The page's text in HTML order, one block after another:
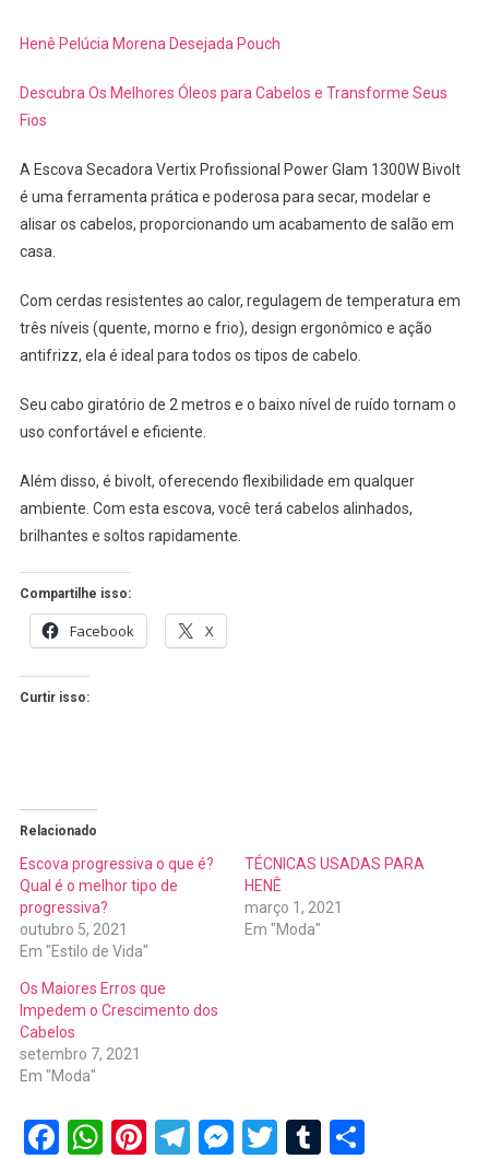
Henê Pelúcia Morena Desejada Pouch
Descubra Os Melhores Óleos para Cabelos e Transforme Seus
Fios
A Escova Secadora Vertix Profissional Power Glam 1300W Bivolt
é uma ferramenta prática e poderosa para secar, modelar e
alisar os cabelos, proporcionando um acabamento de salão em
casa.
Com cerdas resistentes ao calor, regulagem de temperatura em
três níveis (quente, morno e frio), design ergonômico e ação
antifrizz, ela é ideal para todos os tipos de cabelo.
Seu cabo giratório de 2 metros e o baixo nível de ruído tornam o
uso confortável e eficiente.
Além disso, é bivolt, oferecendo flexibilidade em qualquer
ambiente. Com esta escova, você terá cabelos alinhados,
brilhantes e soltos rapidamente.
Compartilhe isso:
Facebook X
Curtir isso:
Relacionado
Escova progressiva o que é?
Qual é o melhor tipo de
progressiva?
outubro 5, 2021
Em "Estilo de Vida"
TÉCNICAS USADAS PARA
HENÊ
março 1, 2021
Em "Moda"
Os Maiores Erros que
Impedem o Crescimento dos
Cabelos
setembro 7, 2021
Em "Moda"
Facebook
WhatsApp
Pinterest
Telegram
Messenger
TwitterTumblr
Share